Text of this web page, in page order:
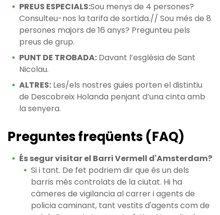
PREUS ESPECIALS:Sou menys de 4 persones?
Consulteu-nos la tarifa de sortida.// Sou més de 8
persones majors de 16 anys? Pregunteu pels
preus de grup.
PUNT DE TROBADA: Davant l’església de Sant
Nicolau.
ALTRES: Les/els nostres guies porten el distintiu
de Descobreix Holanda penjant d’una cinta amb
la senyera.
Preguntes freqüents (FAQ)
És segur visitar el Barri Vermell d'Amsterdam?
Si i tant. De fet podriem dir que és un dels
barris més controlats de la ciutat. Hi ha
càmeres de vigilancia al carrer i agents de
policia caminant, tant vestits d'agents com de